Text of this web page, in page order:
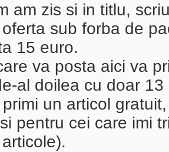
am zis si in titlu,
sub forba de
15 euro.
va posta aici va
al doilea cu doar
un articol
pentru cei care imi